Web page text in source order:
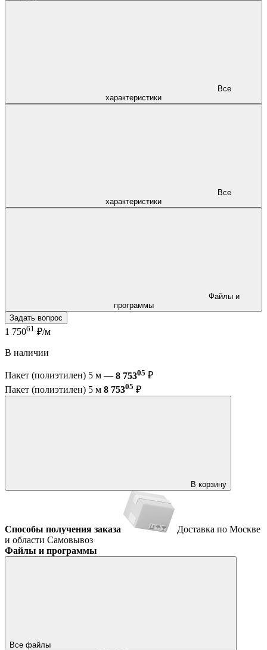
характеристики
характеристики
программы
Задать вопрос
1 75061 ₽/м
В наличии
Пакет (полиэтилен) 5 м — 8 75305 ₽
Пакет (полиэтилен) 5 м 8 75305 ₽
В корзину
Способы получения заказа
Доставка по Москве
и области Самовывоз
Файлы и программы
Все файлы